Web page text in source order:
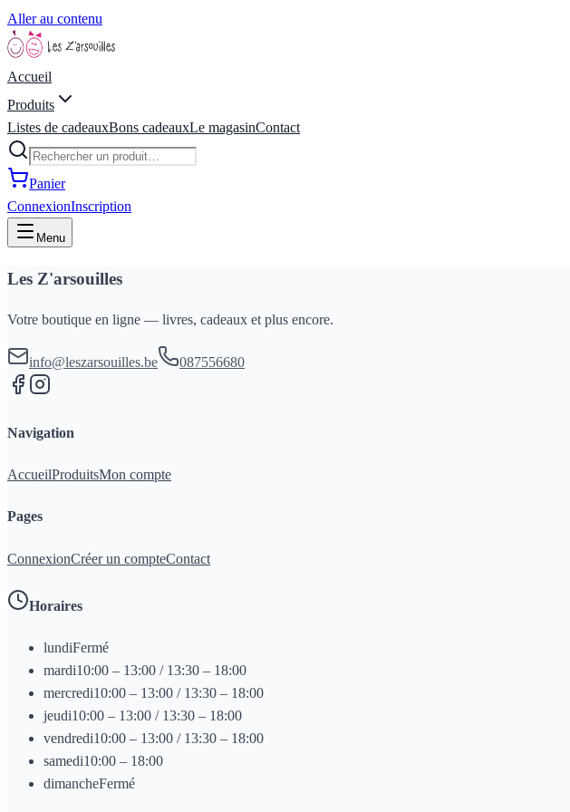
Aller au contenu
Accueil
Produits
Listes de cadeauxBons cadeauxLe magasinContact
Panier
ConnexionInscription
Menu
Les Z'arsouilles
Votre boutique en ligne — livres, cadeaux et plus encore.
info@leszarsouilles.be 087556680
Navigation
AccueilProduitsMon compte
Pages
ConnexionCréer un compteContact
Horaires
lundiFermé
mardi10:00 – 13:00 / 13:30 – 18:00
mercredi10:00 – 13:00 / 13:30 – 18:00
jeudi10:00 – 13:00 / 13:30 – 18:00
vendredi10:00 – 13:00 / 13:30 – 18:00
samedi10:00 – 18:00
dimancheFermé